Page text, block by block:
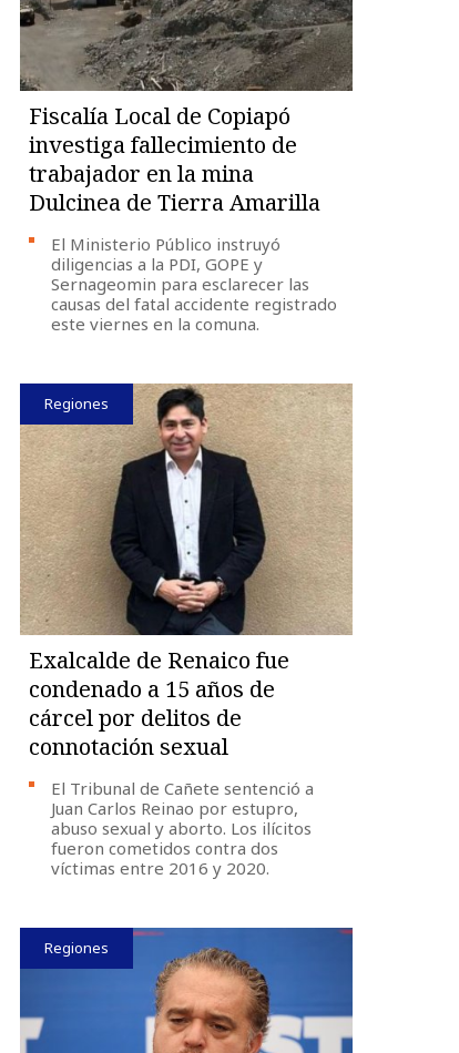
Fiscalía Local de Copiapó
investiga fallecimiento de
trabajador en la mina
Dulcinea de Tierra Amarilla
El Ministerio Público instruyó
diligencias a la PDI, GOPE y
Sernageomin para esclarecer las
causas del fatal accidente registrado
este viernes en la comuna.
Regiones
Exalcalde de Renaico fue
condenado a 15 años de
cárcel por delitos de
connotación sexual
El Tribunal de Cañete sentenció a
Juan Carlos Reinao por estupro,
abuso sexual y aborto. Los ilícitos
fueron cometidos contra dos
víctimas entre 2016 y 2020.
Regiones